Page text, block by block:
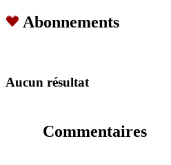
Abonnements
Aucun résultat
Commentaires